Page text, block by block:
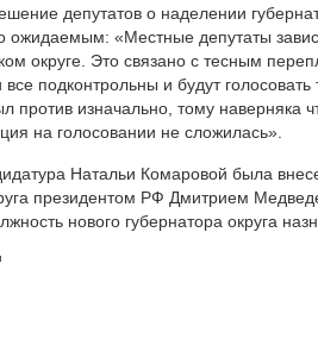
депутатов о наделении
ожидаемым: «Местные депутаты
округе. Это связано с тесным
подконтрольны и будут голосовать
против изначально, тому наверняка
на голосовании не сложилась».
Натальи Комаровой была
президентом РФ Дмитрием
нового губернатора округа